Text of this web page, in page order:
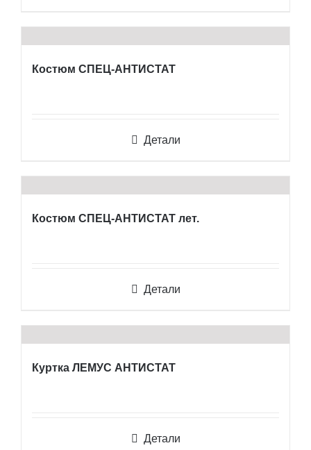
Костюм СПЕЦ-АНТИСТАТ
Детали
Костюм СПЕЦ-АНТИСТАТ лет.
Детали
Куртка ЛЕМУС АНТИСТАТ
Детали